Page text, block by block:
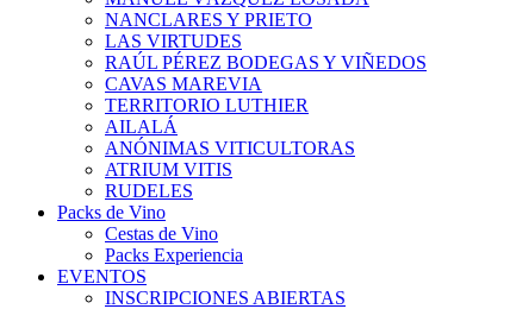
NANCLARES Y PRIETO
LAS VIRTUDES
RAÚL PÉREZ BODEGAS Y VIÑEDOS
CAVAS MAREVIA
TERRITORIO LUTHIER
AILALÁ
ANÓNIMAS VITICULTORAS
ATRIUM VITIS
RUDELES
Packs de Vino
Cestas de Vino
Packs Experiencia
EVENTOS
INSCRIPCIONES ABIERTAS